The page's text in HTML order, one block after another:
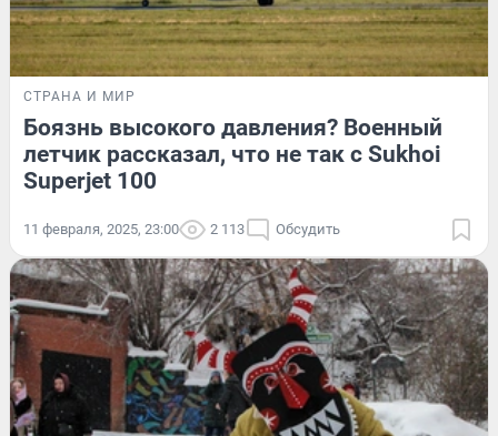
СТРАНА И МИР
Боязнь высокого давления? Военный
летчик рассказал, что не так с Sukhoi
Superjet 100
11 февраля, 2025, 23:00 2 113 Обсудить